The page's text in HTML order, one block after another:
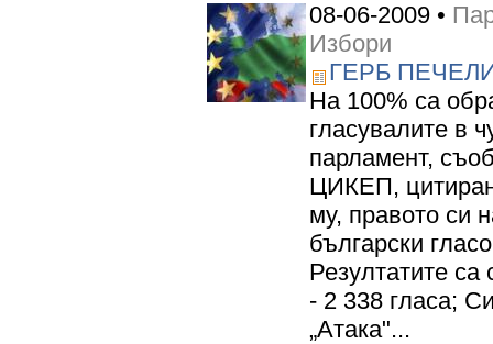
08-06-2009 •
Избори
ГЕРБ
На 100% са
гласувалите в
парламент,
ЦИКЕП,
му, правото си
български
Резултатите
- 2 338 гласа;
„Атака"...